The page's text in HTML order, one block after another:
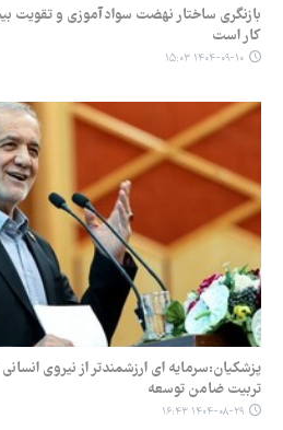
بازنگری ساختار نهضت سوادآموزی و تقویت
کار است
۱۴۰۴-۰۹-۱۰ ۱۵:۰۳
پزشکیان:سرمایه ای ارزشمندتر از نیروی
تربیت ضامن توسعه
۱۴۰۴-۰۸-۲۹ ۱۶:۴۳